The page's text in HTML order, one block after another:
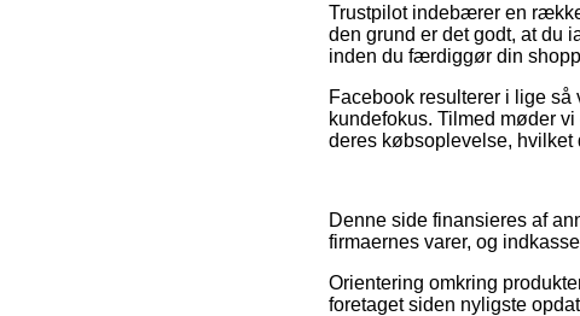
Trustpilot indebærer en
den grund er det godt, at du
inden du færdiggør din
Facebook resulterer i lige
kundefokus. Tilmed møder
deres købsoplevelse, hvilket
Denne side finansieres af
firmaernes varer, og
Orientering omkring
foretaget siden nyligste